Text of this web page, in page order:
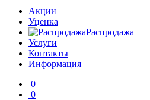
Акции
Уценка
Распродажа
Услуги
Контакты
Информация
0
0